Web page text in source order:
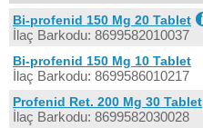
Bi-profenid 150 Mg 20 Tablet
İlaç Barkodu: 8699582010037
Bi-profenid 150 Mg 10 Tablet
İlaç Barkodu: 8699586010217
Profenid Ret. 200 Mg 30 Tablet
İlaç Barkodu: 8699582030028